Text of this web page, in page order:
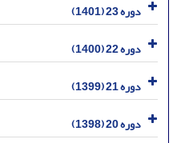
دوره 23 (1401)
دوره 22 (1400)
دوره 21 (1399)
دوره 20 (1398)